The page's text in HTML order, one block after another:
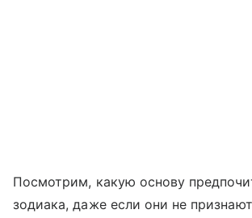
Посмотрим, какую основу
зодиака, даже если они не